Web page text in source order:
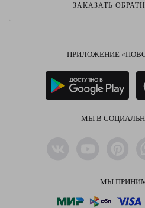
ЗАКАЗАТЬ
ПРИЛОЖЕНИЕ
МЫ В
МЫ